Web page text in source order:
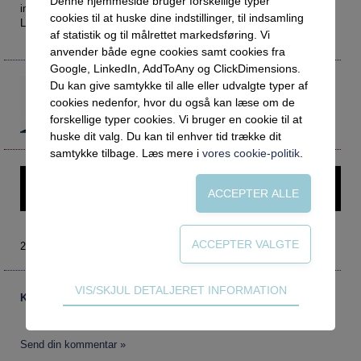
Netværk
Intelligens
Uddannelser under corona
Vejledningsindsatsen under corona
Professioner under pres
Den kommunale ungeindsats
Borgeren i centrum
Abonnement
Tilmelding og prøveperiode
Abonnementspriser
Vilkår og betingelser
individualiseret vejledningsforløb for hver enkelt. Vi følger eleven
Lene, som har været en tur rundt i uddannelserne.
Rolf Plant
Fotojournalist
Denne artikel kræver login – prøv Vejlederforum gratis i en
2005 nr. 3
Kommentarer
Send din kommentar »
cookies til at huske dine indstillinger, til indsamling
af statistik og til målrettet markedsføring. Vi
anvender både egne cookies samt cookies fra
Google, LinkedIn, AddToAny og ClickDimensions.
Du kan give samtykke til alle eller udvalgte typer af
cookies nedenfor, hvor du også kan læse om de
forskellige typer cookies. Vi bruger en cookie til at
huske dit valg. Du kan til enhver tid trække dit
samtykke tilbage. Læs mere i vores cookie-politik
Teknisk
Tekniske cookies er nødvendige for hjemmesidens
adgangskontrol samt indkøbskurv og kan derfor
VIS/SKJUL DETALJERET INFORMATION